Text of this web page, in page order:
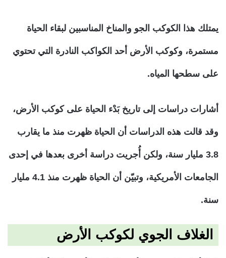
يمتلك هذا الكوكب الجو والمناخ المناسبين لبقاء الحياة
مستمرة، وكوكب الأرض أحد الكواكب النادرة التي تحتوي
على سطحها المياه.
أشارات دراسات إلى تاريخ بَدْء الحياة على كوكب الأرض،
وقد قالت هذه الدراسات أن الحياة ظهرت منذ ما يقارب
3.8 مليار سنة، ولكن أُجريت دراسة أخرى بعدها في إحدى
الجامعات الأمريكية، وتبيّن أن الحياة ظهرت منذ 4.1 مليار
سنة.
الغلاف الجوي لكوكب الأرض